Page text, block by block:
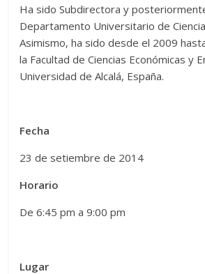
Ha sido Subdirectora y
Departamento Universitario de
Asimismo, ha sido desde el 2009
la Facultad de Ciencias Económicas y
Universidad de Alcalá, España.
Fecha
23 de setiembre de 2014
Horario
De 6:45 pm a 9:00 pm
Lugar